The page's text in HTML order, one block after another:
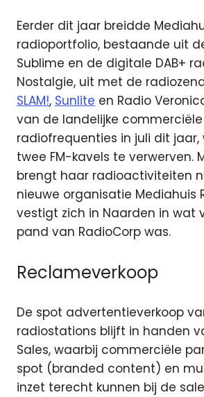
Eerder dit jaar breidde
radioportfolio, bestaande uit
Sublime en de digitale DAB+
Nostalgie, uit met de
SLAM!, Sunlite en Radio
van de landelijke commerciële
radiofrequenties in juli dit jaar,
twee FM-kavels te verwerven.
brengt haar radioactiviteiten
nieuwe organisatie Mediahuis
vestigt zich in Naarden in wat
pand van RadioCorp was.
Reclameverkoop
De spot advertentieverkoop
radiostations blijft in handen
Sales, waarbij commerciële
spot (branded content) en
inzet terecht kunnen bij de